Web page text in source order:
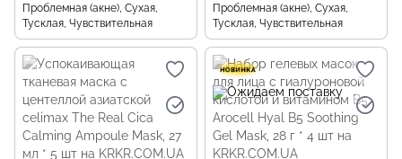
Проблемная (акне), Сухая,
Тусклая, Чувствительная
Проблемная (акне), Сухая,
Тусклая, Чувствительная